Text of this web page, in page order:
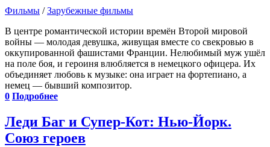
Фильмы /Зарубежные фильмы
В центре романтической истории времён Второй мировой
войны — молодая девушка, живущая вместе со свекровью в
оккупированной фашистами Франции. Нелюбимый муж ушёл
на поле боя, и героиня влюбляется в немецкого офицера. Их
объединяет любовь к музыке: она играет на фортепиано, а
немец — бывший композитор.
0 Подробнее
Леди Баг и Супер-Кот: Нью-Йорк.
Союз героев